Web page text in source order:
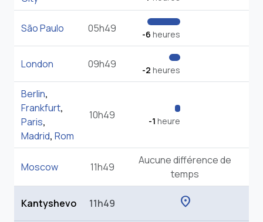
São Paulo 05h49 -6 heures
London 09h49 -2 heures
Berlin,
Frankfurt,
Paris,
Madrid, Rom
10h49 -1 heure
Moscow 11h49
Aucune différence de
temps
Kantyshevo 11h49 location_on